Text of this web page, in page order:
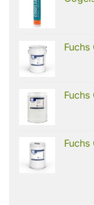
Fuchs
Fuchs
Fuchs